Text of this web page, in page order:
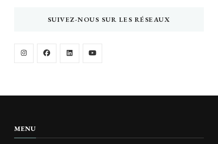
SUIVEZ-NOUS SUR LES RÉSEAUX
MENU